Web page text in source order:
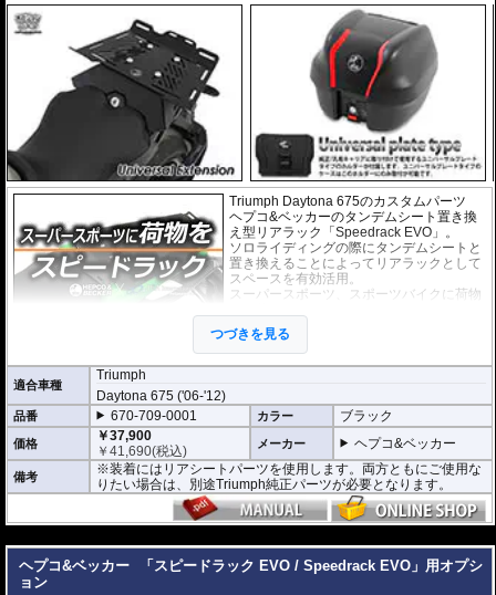
Triumph Daytona 675のカスタムパーツ
ヘプコ&ベッカーのタンデムシート置き換
え型リアラック「Speedrack EVO」。
ソロライディングの際にタンデムシートと
置き換えることによってリアラックとして
スペースを有効活用。
スーパースポーツ、スポーツバイクに荷物
荷物を固定するベルトなどを留める為のフ
ック受けも多数あり、街乗りからツーリン
グまで、快適にご利用頂けます。
オプションで下記を装着可能。荷物の積載
が容易になります。
大きなバッグを安定して積載可能にするU
niversal Extension(拡張プレート)
ヘプコ&ベッカー トップケース ジャーニ
ー Journey ユニバーサルプレートタイプ
が搭載可能
マルチベーシック / MultiBASIC for Speedrack / スピードラック EVO
を設置
すれば、ヘプコ&ベッカー タンク / リアバッグ 「Street」 / 「ROYSTER」が
搭載可能
つづきを見る
適合車種
Triumph
Daytona 675 ('06-'12)
品番 670-709-0001 カラー ブラック
価格
￥37,900
￥41,690(税込) メーカー ヘプコ&ベッカー
備考
※装着にはリアシートパーツを使用します。両方ともにご使用な
りたい場合は、別途Triumph純正パーツが必要となります。
ヘプコ&ベッカー
「スピードラック EVO / Speedrack EVO」用オプシ
ョン